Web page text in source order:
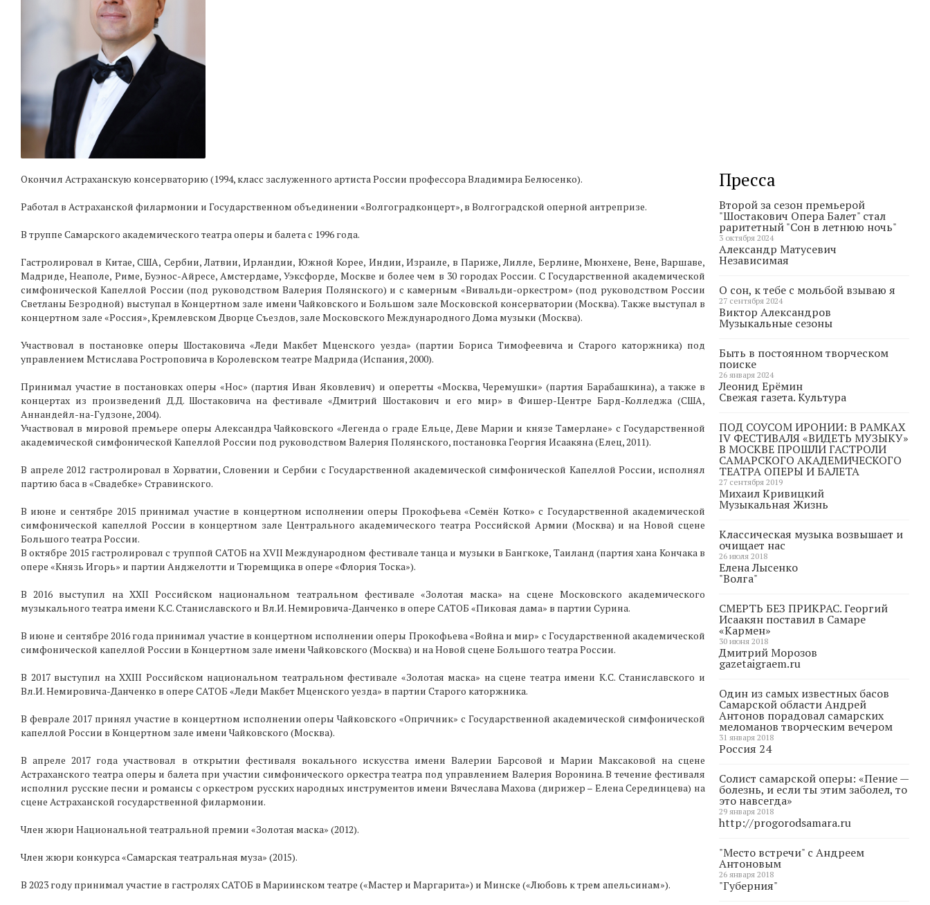
Пресса
Второй за сезон премьерой
"Шостакович Опера Балет" стал
раритетный "Сон в летнюю ночь"
3 октября 2024
Александр Матусевич
Независимая
О сон, к тебе с мольбой взываю я
27 сентября 2024
Виктор Александров
Музыкальные сезоны
Быть в постоянном творческом
поиске
26 января 2024
Леонид Ерёмин
Свежая газета. Культура
ПОД СОУСОМ ИРОНИИ: В РАМКАХ
IV ФЕСТИВАЛЯ «ВИДЕТЬ МУЗЫКУ»
В МОСКВЕ ПРОШЛИ ГАСТРОЛИ
САМАРСКОГО АКАДЕМИЧЕСКОГО
ТЕАТРА ОПЕРЫ И БАЛЕТА
27 сентября 2019
Михаил Кривицкий
Музыкальная Жизнь
Классическая музыка возвышает и
очищает нас
26 июля 2018
Елена Лысенко
"Волга"
СМЕРТЬ БЕЗ ПРИКРАС. Георгий
Исаакян поставил в Самаре
«Кармен»
30 июня 2018
Дмитрий Морозов
gazetaigraem.ru
Один из самых известных басов
Самарской области Андрей
Антонов порадовал самарских
меломанов творческим вечером
31 января 2018
Россия 24
Солист самарской оперы: «Пение —
болезнь, и если ты этим заболел, то
это навсегда»
29 января 2018
http://progorodsamara.ru
"Место встречи" с Андреем
Антоновым
26 января 2018
"Губерния"
Окончил Астраханскую консерваторию (1994, класс заслуженного артиста России профессора Владимира Белюсенко).
Работал в Астраханской филармонии и Государственном объединении «Волгоградконцерт», в Волгоградской оперной антрепризе.
В труппе Самарского академического театра оперы и балета с 1996 года.
Гастролировал в Китае, США, Сербии, Латвии, Ирландии, Южной Корее, Индии, Израиле, в Париже, Лилле, Берлине, Мюнхене, Вене, Варшаве,
Мадриде, Неаполе, Риме, Буэнос-Айресе, Амстердаме, Уэксфорде, Москве и более чем в 30 городах России. С Государственной академической
симфонической Капеллой России (под руководством Валерия Полянского) и с камерным «Вивальди-оркестром» (под руководством России
Светланы Безродной) выступал в Концертном зале имени Чайковского и Большом зале Московской консерватории (Москва). Также выступал в
концертном зале «Россия», Кремлевском Дворце Съездов, зале Московского Международного Дома музыки (Москва).
Участвовал в постановке оперы Шостаковича «Леди Макбет Мценского уезда» (партии Бориса Тимофеевича и Старого каторжника) под
управлением Мстислава Ростроповича в Королевском театре Мадрида (Испания, 2000).
Принимал участие в постановках оперы «Нос» (партия Иван Яковлевич) и оперетты «Москва, Черемушки» (партия Барабашкина), а также в
концертах из произведений Д.Д. Шостаковича на фестивале «Дмитрий Шостакович и его мир» в Фишер-Центре Бард-Колледжа (США,
Аннандейл-на-Гудзоне, 2004).
Участвовал в мировой премьере оперы Александра Чайковского «Легенда о граде Ельце, Деве Марии и князе Тамерлане» с Государственной
академической симфонической Капеллой России под руководством Валерия Полянского, постановка Георгия Исаакяна (Елец, 2011).
В апреле 2012 гастролировал в Хорватии, Словении и Сербии с Государственной академической симфонической Капеллой России, исполнял
партию баса в «Свадебке» Стравинского.
В июне и сентябре 2015 принимал участие в концертном исполнении оперы Прокофьева «Семён Котко» с Государственной академической
симфонической капеллой России в концертном зале Центрального академического театра Российской Армии (Москва) и на Новой сцене
Большого театра России.
В октябре 2015 гастролировал с труппой САТОБ на XVII Международном фестивале танца и музыки в Бангкоке, Таиланд (партия хана Кончака в
опере «Князь Игорь» и партии Анджелотти и Тюремщика в опере «Флория Тоска»).
В 2016 выступил на XXII Российском национальном театральном фестивале «Золотая маска» на сцене Московского академического
музыкального театра имени К.С. Станиславского и Вл.И. Немировича-Данченко в опере САТОБ «Пиковая дама» в партии Сурина.
В июне и сентябре 2016 года принимал участие в концертном исполнении оперы Прокофьева «Война и мир» с Государственной академической
симфонической капеллой России в Концертном зале имени Чайковского (Москва) и на Новой сцене Большого театра России.
В 2017 выступил на XXIII Российском национальном театральном фестивале «Золотая маска» на сцене театра имени К.С. Станиславского и
Вл.И. Немировича-Данченко в опере САТОБ «Леди Макбет Мценского уезда» в партии Старого каторжника.
В феврале 2017 принял участие в концертном исполнении оперы Чайковского «Опричник» с Государственной академической симфонической
капеллой России в Концертном зале имени Чайковского (Москва).
В апреле 2017 года участвовал в открытии фестиваля вокального искусства имени Валерии Барсовой и Марии Максаковой на сцене
Астраханского театра оперы и балета при участии симфонического оркестра театра под управлением Валерия Воронина. В течение фестиваля
исполнил русские песни и романсы с оркестром русских народных инструментов имени Вячеслава Махова (дирижер – Елена Серединцева) на
сцене Астраханской государственной филармонии.
Член жюри Национальной театральной премии «Золотая маска» (2012).
Член жюри конкурса «Самарская театральная муза» (2015).
В 2023 году принимал участие в гастролях САТОБ в Мариинском театре («Мастер и Маргарита») и Минске («Любовь к трем апельсинам»).